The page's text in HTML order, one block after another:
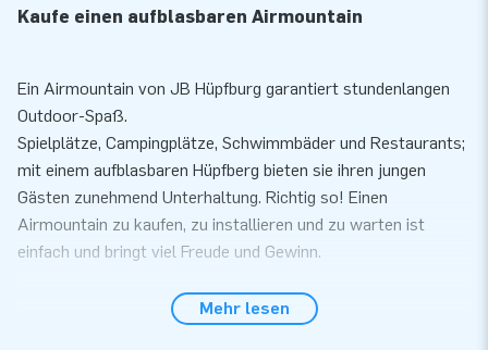
Kaufe einen aufblasbaren Airmountain
Ein Airmountain von JB Hüpfburg garantiert stundenlangen
Outdoor-Spaß.
Spielplätze, Campingplätze, Schwimmbäder und Restaurants;
mit einem aufblasbaren Hüpfberg bieten sie ihren jungen
Gästen zunehmend Unterhaltung. Richtig so! Einen
Airmountain zu kaufen, zu installieren und zu warten ist
einfach und bringt viel Freude und Gewinn.
Der Airmountain wird als Bausatz geliefert, sodass Sie Ihren
Mehr lesen